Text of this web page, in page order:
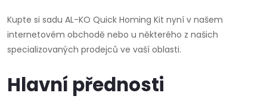
Kupte si sadu AL-KO Quick Homing Kit nyní v našem
internetovém obchodě nebo u některého z našich
specializovaných prodejců ve vaší oblasti.
Hlavní přednosti